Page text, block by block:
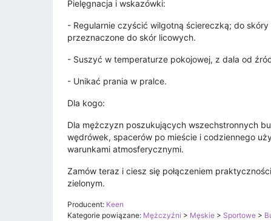
Pielęgnacja i wskazówki:
- Regularnie czyścić wilgotną ściereczką; do
przeznaczone do skór licowych.
- Suszyć w temperaturze pokojowej, z dala od
- Unikać prania w pralce.
Dla kogo:
Dla mężczyzn poszukujących wszechstronnych
wędrówek, spacerów po mieście i codziennego
warunkami atmosferycznymi.
Zamów teraz i ciesz się połączeniem
zielonym.
Producent: Keen
Kategorie powiązane: Mężczyźni > Męskie > Sportowe >